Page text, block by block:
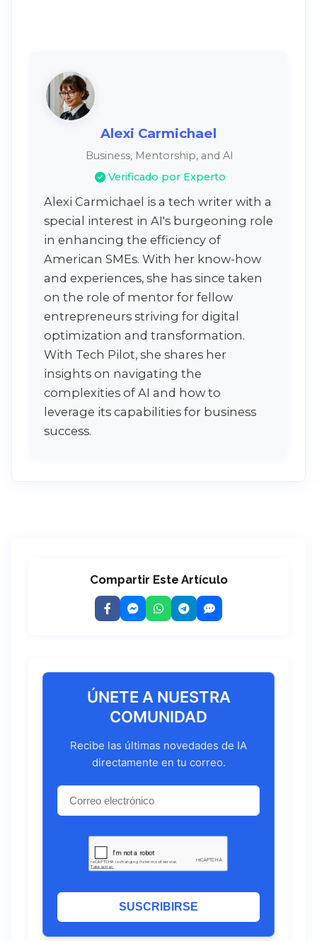
Alexi Carmichael
Business, Mentorship, and AI
Verificado por Experto
Alexi Carmichael is a tech writer with a
special interest in AI's burgeoning role
in enhancing the efficiency of
American SMEs. With her know-how
and experiences, she has since taken
on the role of mentor for fellow
entrepreneurs striving for digital
optimization and transformation.
With Tech Pilot, she shares her
insights on navigating the
complexities of AI and how to
leverage its capabilities for business
success.
Compartir Este Artículo
ÚNETE A NUESTRA
COMUNIDAD
Recibe las últimas novedades de IA
directamente en tu correo.
SUSCRIBIRSE